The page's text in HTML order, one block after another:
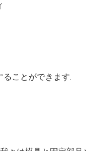
ことができます.